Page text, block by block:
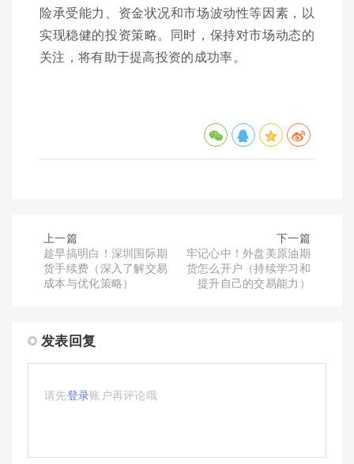
险承受能力、资金状况和市场波动性等因素，以
实现稳健的投资策略。同时，保持对市场动态的
关注，将有助于提高投资的成功率。
上一篇
趁早搞明白！深圳国际期
货手续费（深入了解交易
成本与优化策略）
下一篇
牢记心中！外盘美原油期
货怎么开户（持续学习和
提升自己的交易能力）
发表回复
请先登录账户再评论哦